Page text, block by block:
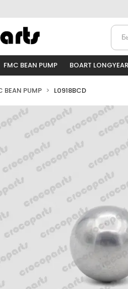
FMC BEAN PUMP BOART LONGYEAR
BEAN PUMP L0918BCD